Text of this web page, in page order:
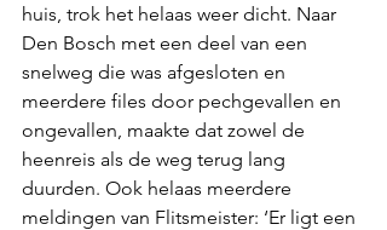
huis, trok het helaas weer dicht. Naar
Den Bosch met een deel van een
snelweg die was afgesloten en
meerdere files door pechgevallen en
ongevallen, maakte dat zowel de
heenreis als de weg terug lang
duurden. Ook helaas meerdere
meldingen van Flitsmeister: ‘Er ligt een